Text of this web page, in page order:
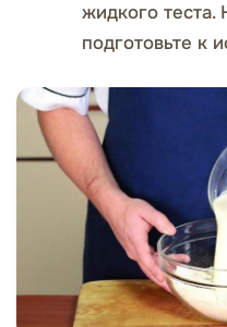
жидкого теста.
подготовьте к